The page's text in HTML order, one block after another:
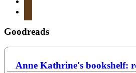
Goodreads
Anne Kathrine's bookshelf: